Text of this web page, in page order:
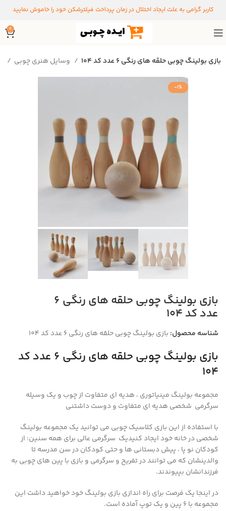
کاربر گرامی به علت ایجاد اختلال در زمان پرداخت فیلترشکن خود را خاموش نمایید
0
بازی بولینگ چوبی حلقه های رنگی ۶ عدد کد ۱۰۴
-1%
بازی بولینگ چوبی حلقه های رنگی ۶
عدد کد ۱۰۴
شناسه محصول: بازی بولینگ چوبی حلقه های رنگی ۶ عدد کد ۱۰۴
بازی بولینگ چوبی حلقه های رنگی ۶ عدد کد
۱۰۴
مجموعه بولینگ مینیاتوری ، هدیه ای متفاوت از چوب و یک وسیله
سرگرمی شخصی هدیه ای متفاوت و دوست داشتنی
با استفاده از این بازی کلاسیک چوبی می توانید یک مجموعه بولینگ
شخصی در خانه خود ایجاد کنیدیک سرگرمیعالی برای همه سنین: از
کودکان نو پا ، پیش دبستانی ها و حتی کودکان در سن مدرسه تا
والدینشان که می توانند در تفریح و سرگرمی و بازی با پین های چوبی به
فرزندانشان بپیوندند.
در اینجا یک فرصت برای راه اندازی بازی بولینگ خود خواهید داشت این
مجموعه با ۶ پین و یک توپ آماده است.